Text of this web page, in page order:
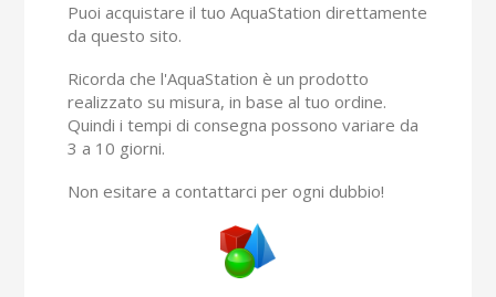
Puoi acquistare il tuo AquaStation direttamente
da questo sito.
Ricorda che l'AquaStation è un prodotto
realizzato su misura, in base al tuo ordine.
Quindi i tempi di consegna possono variare da
3 a 10 giorni.
Non esitare a contattarci per ogni dubbio!